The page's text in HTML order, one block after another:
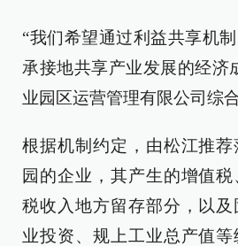
“我们希望通过利益共享机
承接地共享产业发展的经济
业园区运营管理有限公司综
根据机制约定，由松江推
园的企业，其产生的增值
税收入地方留存部分，以
业投资、规上工业总产值